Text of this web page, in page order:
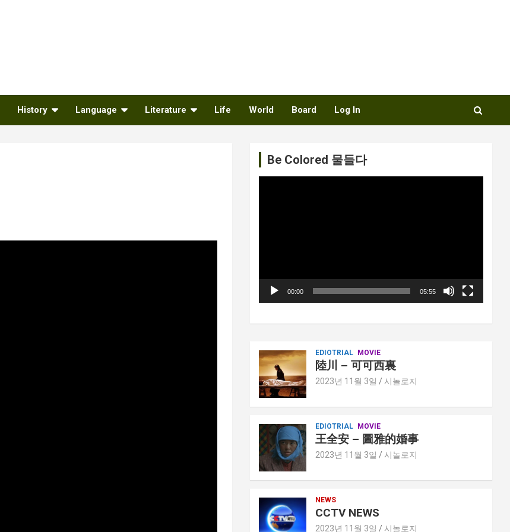
History Language Literature Life World Board Log In
Be Colored 물들다
00:00 05:55
EDIOTRIAL MOVIE
陸川 – 可可西裏
2023년 11월 3일 시놀로지
EDIOTRIAL MOVIE
王全安 – 圖雅的婚事
2023년 11월 3일 시놀로지
NEWS
CCTV NEWS
2023년 11월 3일 시놀로지